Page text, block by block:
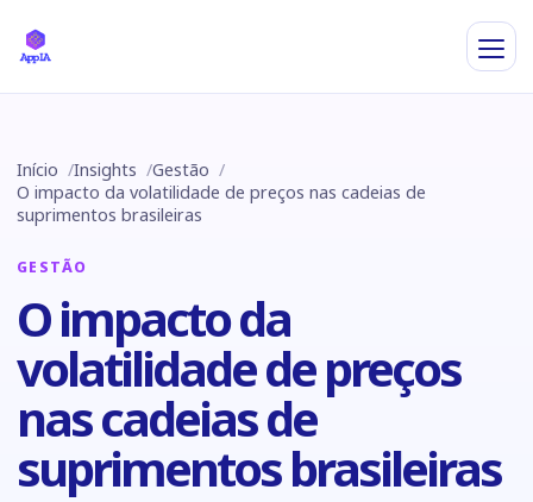
Início Insights
Gestão
O impacto da volatilidade de preços nas cadeias de
suprimentos brasileiras
GESTÃO
O impacto da
volatilidade de preços
nas cadeias de
suprimentos brasileiras